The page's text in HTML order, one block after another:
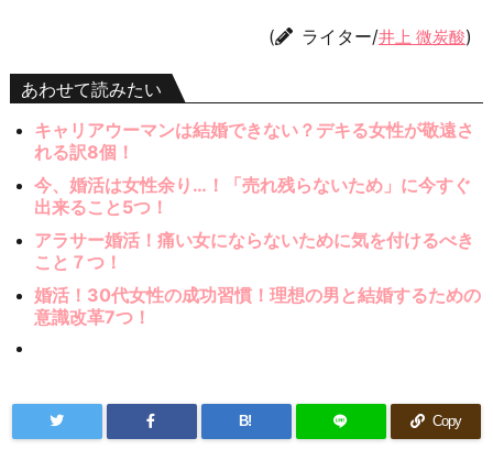
( ライター/井上 微炭酸)
あわせて読みたい
キャリアウーマンは結婚できない？デキる女性が敬遠さ
れる訳8個！
今、婚活は女性余り…！「売れ残らないため」に今すぐ
出来ること5つ！
アラサー婚活！痛い女にならないために気を付けるべき
こと７つ！
婚活！30代女性の成功習慣！理想の男と結婚するための
意識改革7つ！
B! Copy